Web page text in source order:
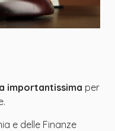
importantissima per
e delle Finanze